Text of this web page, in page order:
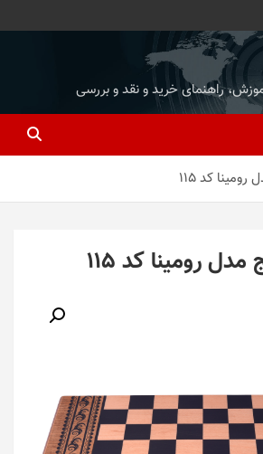
راهنمای خرید و نقد و بررسی
کد 115
رومینا کد 115